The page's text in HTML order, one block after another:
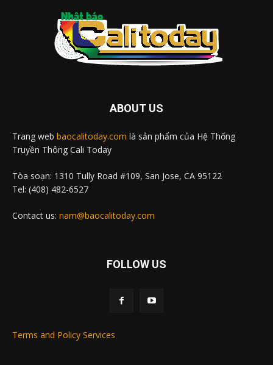
ABOUT US
Trang web baocalitoday.com là sản phẩm của Hệ Thống
Truyền Thông Cali Today
Tòa soạn: 1310 Tully Road #109, San Jose, CA 95122
Tel: (408) 482-6527
Contact us: nam@baocalitoday.com
FOLLOW US
Terms and Policy Services